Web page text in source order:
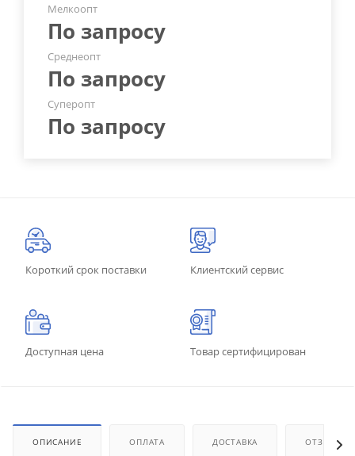
Мелкоопт
По запросу
Среднеопт
По запросу
Суперопт
По запросу
Короткий срок поставки Клиентский сервис
Доступная цена Товар сертифицирован
ОПИСАНИЕ ОПЛАТА ДОСТАВКА ОТЗЫВЫ